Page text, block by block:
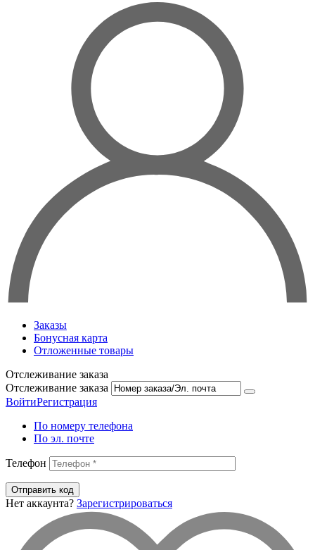
Заказы
Бонусная карта
Отложенные товары
Отслеживание заказа
Отслеживание заказа
ВойтиРегистрация
По номеру телефона
По эл. почте
Телефон
Отправить код
Нет аккаунта? Зарегистрироваться